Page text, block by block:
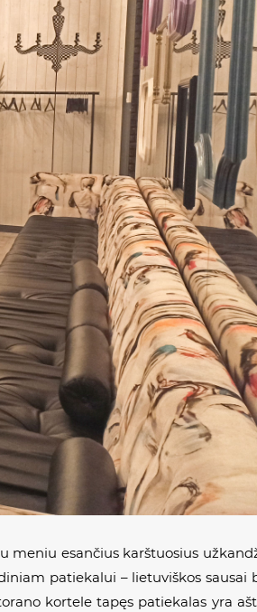
meniu esančius karštuosius
patiekalui – lietuviškos sausai
kortele tapęs patiekalas yra